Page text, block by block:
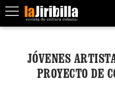
JÓVENES
PROYECTO DE